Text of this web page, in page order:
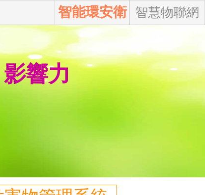
智能環安衛 智慧物聯網
響力